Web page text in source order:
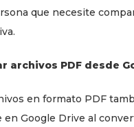
que necesite
archivos PDF desde
en formato PDF
en Google Drive al